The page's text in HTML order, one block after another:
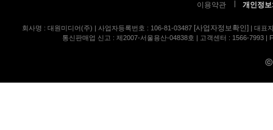
이용약관 개인정
회사명 : 대원미디어(주) | 사업자등록번호 : 106-81-03487 [사업자정보확인] | 대표
통신판매업 신고 : 제2007-서울용산-04838호 | 고객센터 : 1566-7993